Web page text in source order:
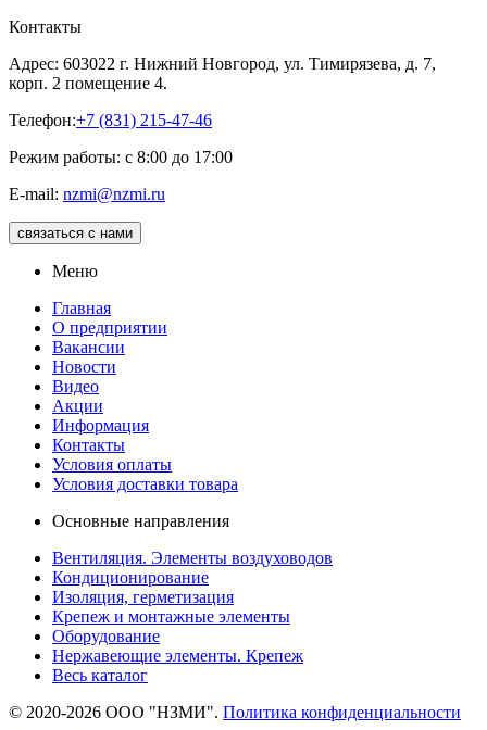
Контакты
Адрес: 603022 г. Нижний Новгород, ул. Тимирязева, д. 7,
корп. 2 помещение 4.
Телефон:+7 (831) 215-47-46
Режим работы: с 8:00 до 17:00
E-mail: nzmi@nzmi.ru
связаться с нами
Меню
Главная
О предприятии
Вакансии
Новости
Видео
Акции
Информация
Контакты
Условия оплаты
Условия доставки товара
Основные направления
Вентиляция. Элементы воздуховодов
Кондиционирование
Изоляция, герметизация
Крепеж и монтажные элементы
Оборудование
Нержавеющие элементы. Крепеж
Весь каталог
© 2020-2026 ООО "НЗМИ". Политика конфиденциальности